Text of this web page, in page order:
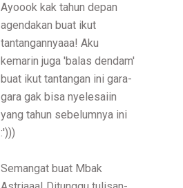
Ayoook kak tahun depan
agendakan buat ikut
tantangannyaaa! Aku
kemarin juga 'balas dendam'
buat ikut tantangan ini gara-
gara gak bisa nyelesaiin
yang tahun sebelumnya ini
:')))
Semangat buat Mbak